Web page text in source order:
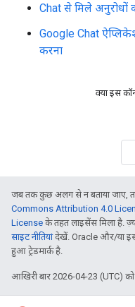
Chat से मिले अनुरोधों
Google Chat
करना
क्या इस
जब तक कुछ अलग से न बताया जाए,
Commons Attribution 4.0
License के तहत लाइसेंस मिला है.
साइट नीतियांदेखें. Oracle और/या
हुआ ट्रेडमार्क है.
आखिरी बार 2026-04-23 (UTC) को